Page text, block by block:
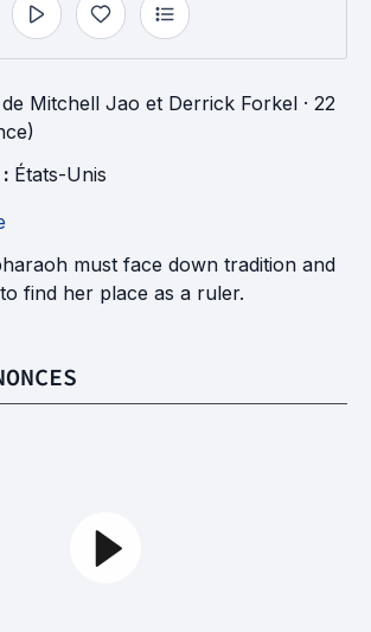
de Mitchell Jao et Derrick Forkel · 22
États-Unis
must face down tradition and
find her place as a ruler.